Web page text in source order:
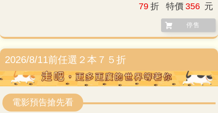
密契．阿勃納西努力不去多想自己的勝算。抽籤日那一天剛好是他的生
一些意外，使得黑密契成了貢品，他感覺自己所有的夢想瞬間破碎。他
被迫與家人和愛人分離，與另外三名來自第十二區的貢品一起被送往都
慢的女孩。 當遊戲開始時，黑密契明白自己被安排成注定失敗的棋子。
但在他心中，仍有一股力量渴望抗爭……並讓這場抗爭的回響，遠遠超
越那座致命的競技場。 柯林斯的小說已成為語彙的一部分——「這很飢
餓遊戲」甚至成為形容詞，用來描繪政府權力過度擴張與威權統治。
《飢餓遊戲》系列已成為美國反烏托邦文學的重要基石。 ——MSNBC
《黎明收割》……成功完成了一項幾乎不可能的任務，讓一個早已被反
79 折 特價 356 元
停售
2026/8/11前任選２本７５折
電影預告搶先看